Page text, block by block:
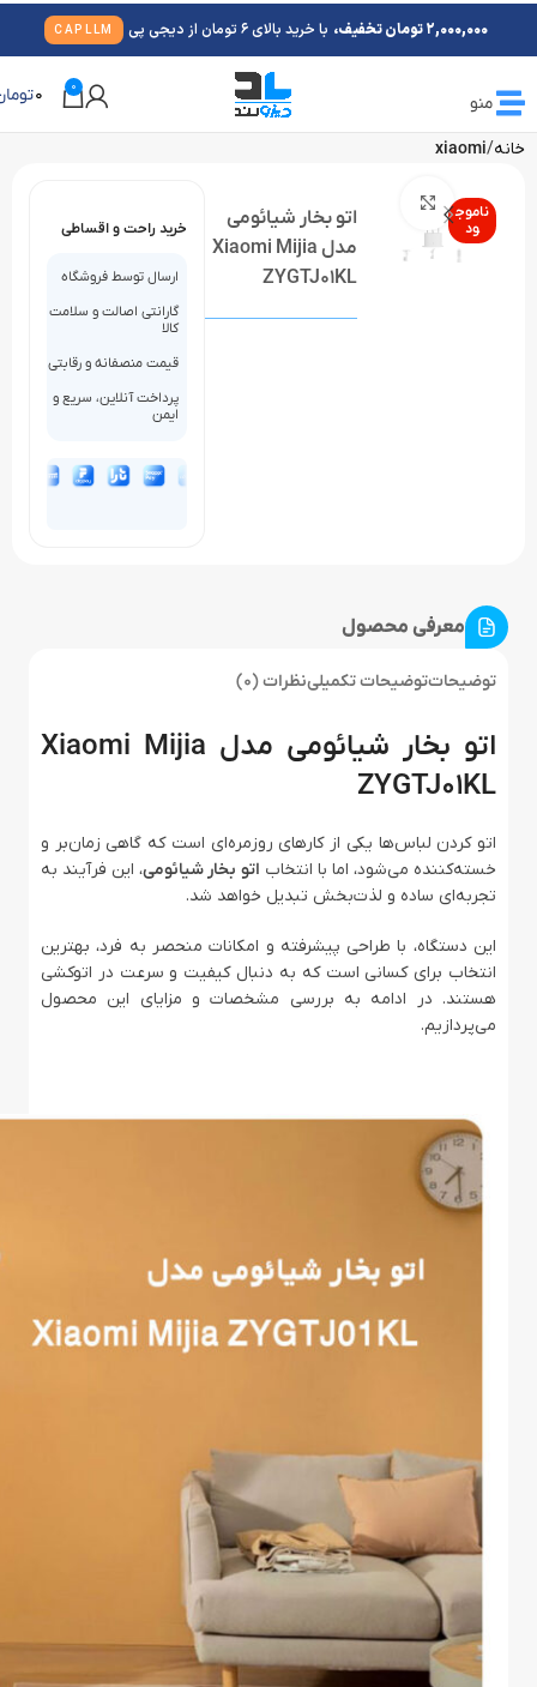
منو
0
0
خانه xiaomi
ناموج
ود
اتو بخار شیائومی
مدل Xiaomi Mijia
ZYGTJ01KL
خرید راحت و اقساطی
ارسال توسط فروشگاه
گارانتی اصالت و سلامت
کالا
قیمت منصفانه و رقابتی
پرداخت آنلاین، سریع و
ایمن
معرفی محصول
توضیحاتتوضیحات تکمیلینظرات (0)
اتو بخار شیائومی مدل Xiaomi Mijia
ZYGTJ01KL
اتو کردن لباس‌ها یکی از کارهای روزمره‌ای است که گاهی زمان‌بر و
خسته‌کننده می‌شود، اما با انتخاب اتو بخار شیائومی، این فرآیند به
تجربه‌ای ساده و لذت‌بخش تبدیل خواهد شد.
این دستگاه، با طراحی پیشرفته و امکانات منحصر به فرد، بهترین
انتخاب برای کسانی است که به دنبال کیفیت و سرعت در اتوکشی
هستند. در ادامه به بررسی مشخصات و مزایای این محصول
می‌پردازیم.
2,000,000 تومان تخفیف، با خرید بالای 6 تومان از دیجی پی CAPLLM